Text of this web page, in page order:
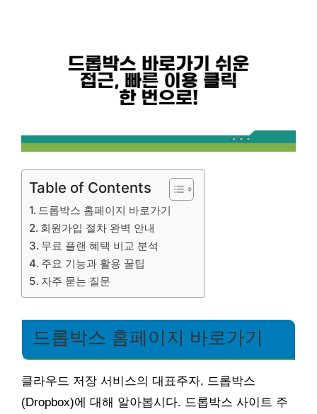
Table of Contents
드롭박스 홈페이지 바로가기
회원가입 절차 완벽 안내
무료 플랜 혜택 비교 분석
주요 기능과 활용 꿀팁
자주 묻는 질문
드롭박스 홈페이지 바로가기
클라우드 저장 서비스의 대표주자, 드롭박스
(Dropbox)에 대해 알아봅시다. 드롭박스 사이트 주